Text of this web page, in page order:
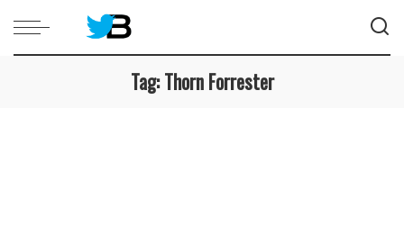
Tag:Thorn Forrester